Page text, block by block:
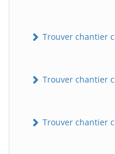
Trouver chantier
Trouver chantier
Trouver chantier